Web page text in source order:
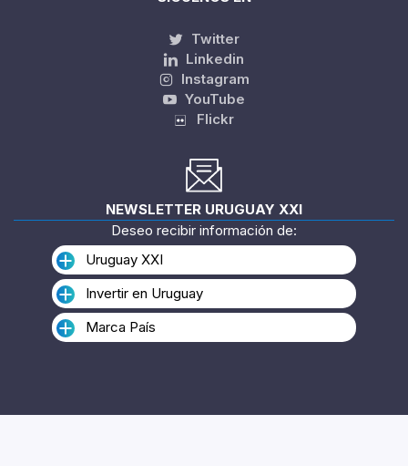
Twitter
Linkedin
Instagram
YouTube
Flickr
NEWSLETTER URUGUAY XXI
Deseo recibir información de:
Uruguay XXI
Invertir en Uruguay
Marca País